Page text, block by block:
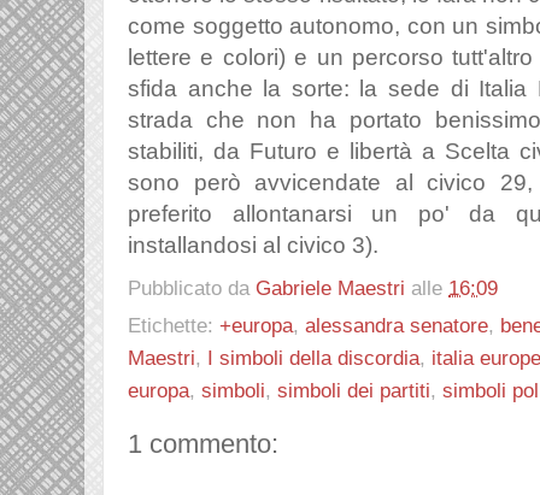
come soggetto autonomo, con un
lettere e colori) e un percorso
sfida anche la sorte: la sede di
strada che non ha portato
stabiliti, da Futuro e libertà a Scelta
sono però avvicendate al civico
preferito allontanarsi un po' da
installandosi al civico 3).
Pubblicato da Gabriele Maestri alle 16:09
Etichette: +europa, alessandra senatore,
Maestri, I simboli della discordia, italia
europa, simboli, simboli dei partiti, simboli
1 commento: